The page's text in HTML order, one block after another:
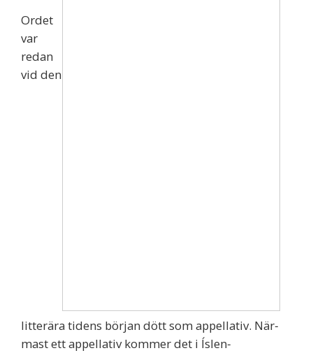
Ordet
var
redan
vid den
litterära tidens början dött som appellativ. När‐
mast ett appellativ kommer det i Íslen‐